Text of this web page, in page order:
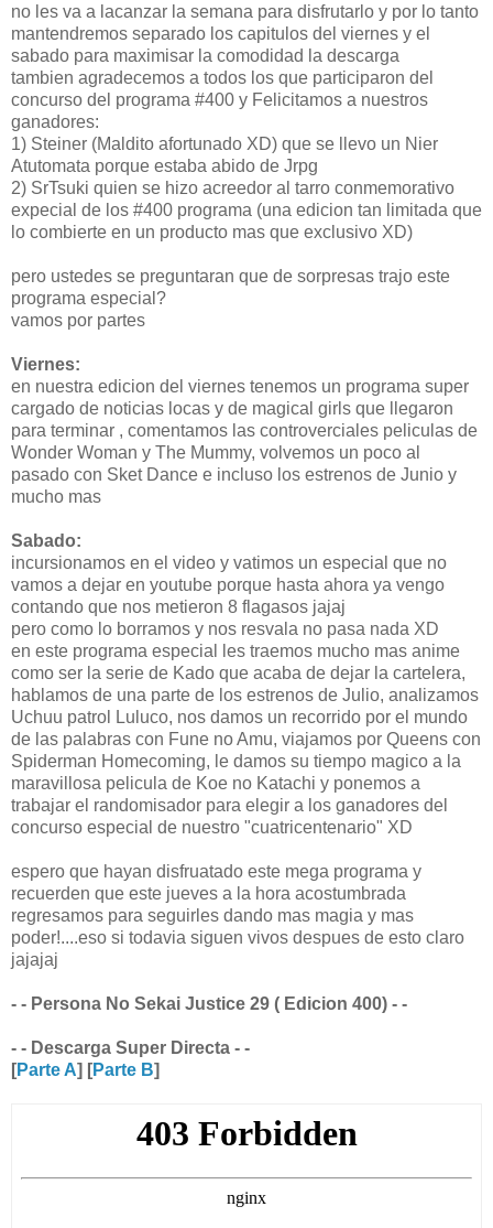
no les va a lacanzar la semana para disfrutarlo y por lo tanto
mantendremos separado los capitulos del viernes y el
sabado para maximisar la comodidad la descarga
tambien agradecemos a todos los que participaron del
concurso del programa #400 y Felicitamos a nuestros
ganadores:
1) Steiner (Maldito afortunado XD) que se llevo un Nier
Atutomata porque estaba abido de Jrpg
2) SrTsuki quien se hizo acreedor al tarro conmemorativo
expecial de los #400 programa (una edicion tan limitada que
lo combierte en un producto mas que exclusivo XD)
pero ustedes se preguntaran que de sorpresas trajo este
programa especial?
vamos por partes
Viernes:
en nuestra edicion del viernes tenemos un programa super
cargado de noticias locas y de magical girls que llegaron
para terminar , comentamos las controverciales peliculas de
Wonder Woman y The Mummy, volvemos un poco al
pasado con Sket Dance e incluso los estrenos de Junio y
mucho mas
Sabado:
incursionamos en el video y vatimos un especial que no
vamos a dejar en youtube porque hasta ahora ya vengo
contando que nos metieron 8 flagasos jajaj
pero como lo borramos y nos resvala no pasa nada XD
en este programa especial les traemos mucho mas anime
como ser la serie de Kado que acaba de dejar la cartelera,
hablamos de una parte de los estrenos de Julio, analizamos
Uchuu patrol Luluco, nos damos un recorrido por el mundo
de las palabras con Fune no Amu, viajamos por Queens con
Spiderman Homecoming, le damos su tiempo magico a la
maravillosa pelicula de Koe no Katachi y ponemos a
trabajar el randomisador para elegir a los ganadores del
concurso especial de nuestro "cuatricentenario" XD
espero que hayan disfruatado este mega programa y
recuerden que este jueves a la hora acostumbrada
regresamos para seguirles dando mas magia y mas
poder!....eso si todavia siguen vivos despues de esto claro
jajajaj
- - Persona No Sekai Justice 29 ( Edicion 400) - -
- - Descarga Super Directa - -
[Parte A] [Parte B]